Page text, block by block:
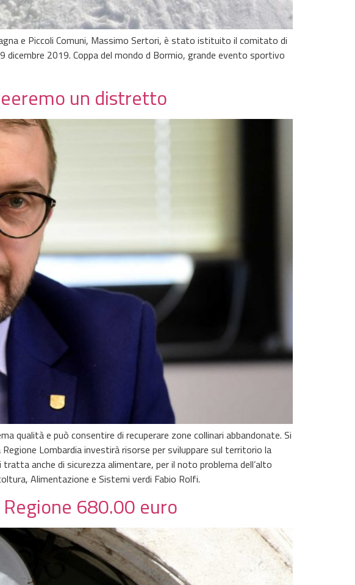
e Piccoli Comuni, Massimo Sertori, è stato istituito il comitato di
dicembre 2019. Coppa del mondo d Bormio, grande evento sportivo
un distretto
qualità e può consentire di recuperare zone collinari abbandonate. Si
Lombardia investirà risorse per sviluppare sul territorio la
anche di sicurezza alimentare, per il noto problema dell’alto
Alimentazione e Sistemi verdi Fabio Rolfi.
680.00 euro